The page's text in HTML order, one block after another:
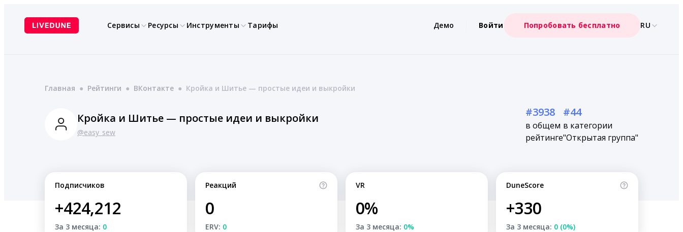
содержимому
Сервисы Ресурсы Инструменты Тарифы Демо Войти Попробовать бесплатно RU
Главная ● Рейтинги ● ВКонтакте ● Кройка и Шитье — простые идеи и выкройки
Кройка и Шитье — простые идеи и выкройки
@easy_sew
#3938
в общем
рейтинге
#44
в категории
"Открытая группа"
Подписчиков
+424,212
За 3 месяца: 0
Реакций
0
ERV: 0
VR
0%
За 3 месяца: 0%
DuneScore
+330
За 3 месяца: 0 (0%)